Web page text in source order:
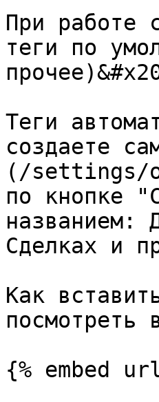
При работе
теги по
Теги
создаете
(/settings/
по кнопке
названием:
Сделках и
Как
посмотреть
{% embed